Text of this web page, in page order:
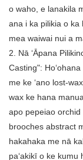
o waho, e lanakila
ana i ka pilikia o ka
mea waiwai nui a
2. Nā ʻĀpana
Casting": Hoʻohana
me ke ʻano lost-
wax ke hana
apo pepeiao orchid
brooches abstract
hakahaka me nā
paʻakikī o ke kumu